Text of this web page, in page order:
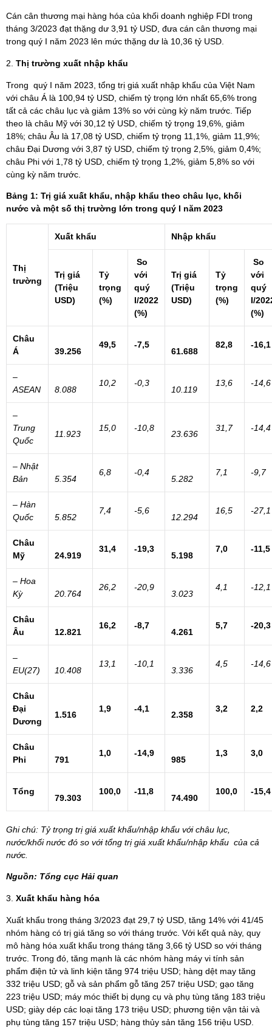
Cán cân thương mại hàng hóa của khối doanh nghiệp FDI trong
tháng 3/2023 đạt thặng dư 3,91 tỷ USD, đưa cán cân thương mại
trong quý I năm 2023 lên mức thặng dư là 10,36 tỷ USD.
Thị trường xuất nhập khẩu
Trong quý I năm 2023, tổng trị giá xuất nhập khẩu của Việt Nam
với châu Á là 100,94 tỷ USD, chiếm tỷ trọng lớn nhất 65,6% trong
tất cả các châu lục và giảm 13% so với cùng kỳ năm trước. Tiếp
theo là châu Mỹ với 30,12 tỷ USD, chiếm tỷ trọng 19,6%, giảm
18%; châu Âu là 17,08 tỷ USD, chiếm tỷ trọng 11,1%, giảm 11,9%;
châu Đại Dương với 3,87 tỷ USD, chiếm tỷ trọng 2,5%, giảm 0,4%;
châu Phi với 1,78 tỷ USD, chiếm tỷ trọng 1,2%, giảm 5,8% so với
cùng kỳ năm trước.
Bảng 1: Trị giá xuất khẩu, nhập khẩu theo châu lục, khối
nước và một số thị trường lớn trong quý I năm 2023
Thị
trường
Xuất khẩu Nhập khẩu
Trị giá
(Triệu
USD)
Tỷ
trọng
(%)
So
với
quý
I/2022
(%)
Trị giá
(Triệu
USD)
Tỷ
trọng
(%)
So
với
quý
I/
(%)
Châu
Á
39.256
49,5 -7,5
61.688
82,8 -16,1
–
ASEAN
8.088
10,2 -0,3
10.119
13,6 -14,6
–
Trung
Quốc
11.923
15,0 -10,8
23.636
31,7 -14,4
– Nhật
Bản
5.354
6,8 -0,4
5.282
7,1 -9,7
– Hàn
Quốc
5.852
7,4 -5,6
12.294
16,5 -27,1
Châu
Mỹ
24.919
31,4 -19,3
5.198
7,0 -11,5
– Hoa
Kỳ
20.764
26,2 -20,9
3.023
4,1 -12,1
Châu
Âu
12.821
16,2 -8,7
4.261
5,7 -20,3
–
EU(27)
10.408
13,1 -10,1
3.336
4,5 -14,6
Châu
Đại
Dương
1.516
1,9 -4,1
2.358
3,2 2,2
Châu
Phi
791
1,0 -14,9
985
1,3 3,0
Tổng
79.303
100,0 -11,8
74.490
100,0 -15,4
Ghi chú: Tỷ trọng trị giá xuất khẩu/nhập khẩu với châu lục,
nước/khối nước đó so với tổng trị giá xuất khẩu/nhập khẩu của cả
nước.
Nguồn: Tổng cục Hải quan
Xuất khẩu hàng hóa
Xuất khẩu trong tháng 3/2023 đạt 29,7 tỷ USD, tăng 14% với 41/45
nhóm hàng có trị giá tăng so với tháng trước. Với kết quả này, quy
mô hàng hóa xuất khẩu trong tháng tăng 3,66 tỷ USD so với tháng
trước. Trong đó, tăng mạnh là các nhóm hàng máy vi tính sản
phẩm điện tử và linh kiện tăng 974 triệu USD; hàng dệt may tăng
332 triệu USD; gỗ và sản phẩm gỗ tăng 257 triệu USD; gạo tăng
223 triệu USD; máy móc thiết bị dụng cụ và phụ tùng tăng 183 triệu
USD; giày dép các loại tăng 173 triệu USD; phương tiện vận tải và
phụ tùng tăng 157 triệu USD; hàng thủy sản tăng 156 triệu USD.